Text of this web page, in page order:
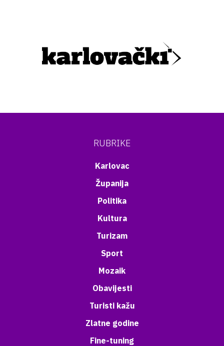
RUBRIKE
Karlovac
Županija
Politika
Kultura
Turizam
Sport
Mozaik
Obavijesti
Turisti kažu
Zlatne godine
Fine-tuning